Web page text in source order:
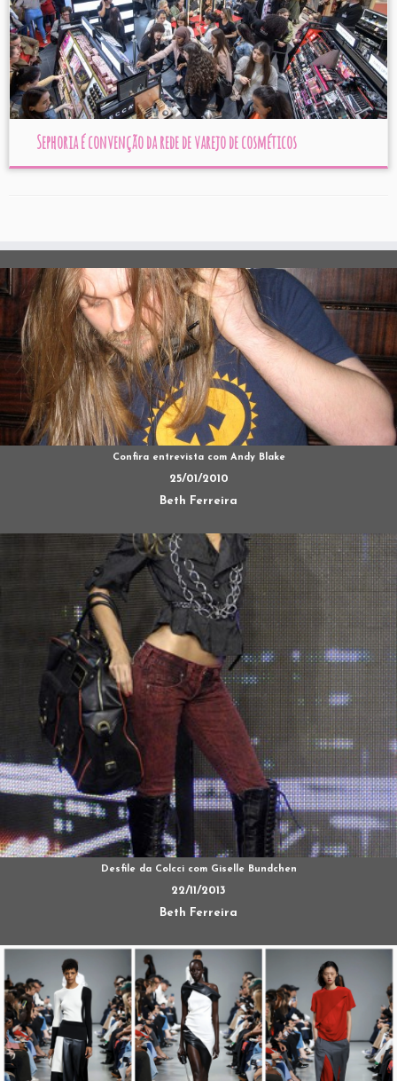
Sephoria é convenção da rede de varejo de cosméticos
Confira entrevista com Andy Blake
25/01/2010
Beth Ferreira
Desfile da Colcci com Giselle Bundchen
22/11/2013
Beth Ferreira